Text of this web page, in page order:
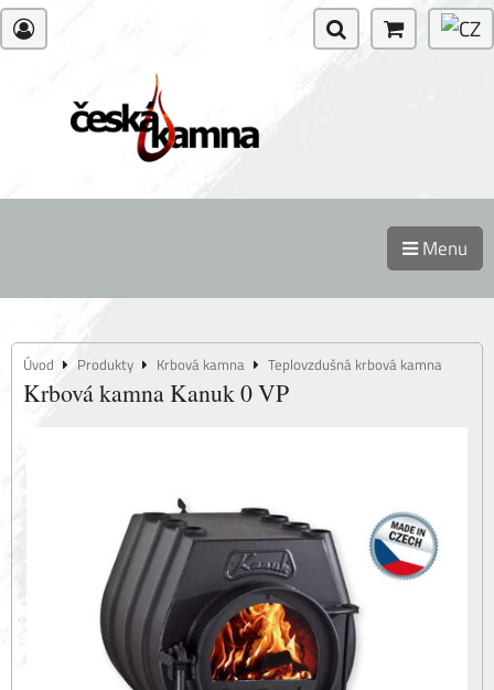
Menu
Úvod Produkty Krbová kamna Teplovzdušná krbová kamna
Krbová kamna Kanuk 0 VP